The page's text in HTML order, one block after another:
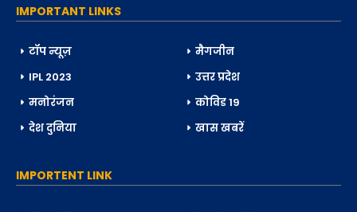
IMPORTANT LINKS
टॉप न्यूज़
मैगजीन
IPL 2023
उत्तर प्रदेश
मनोरंजन
कोविड 19
देश दुनिया
खास खबरें
IMPORTENT LINK